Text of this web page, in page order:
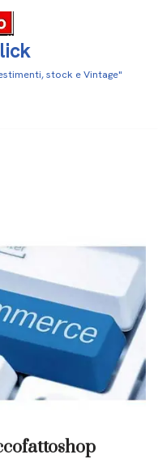
stock e Vintage"